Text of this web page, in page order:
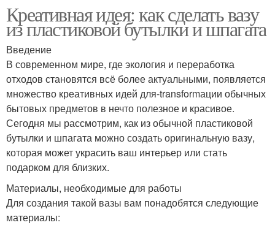
Креативная идея: как сделать вазу
из пластиковой бутылки и шпагата
Введение
В современном мире, где экология и переработка
отходов становятся всё более актуальными, появляется
множество креативных идей для-transformации обычных
бытовых предметов в нечто полезное и красивое.
Сегодня мы рассмотрим, как из обычной пластиковой
бутылки и шпагата можно создать оригинальную вазу,
которая может украсить ваш интерьер или стать
подарком для близких.
Материалы, необходимые для работы
Для создания такой вазы вам понадобятся следующие
материалы: